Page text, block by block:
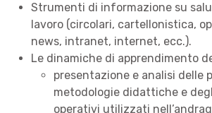
Strumenti di informazione su
lavoro (circolari, cartellonistica,
news, intranet, internet, ecc.).
Le dinamiche di apprendimento
presentazione e analisi delle
metodologie didattiche e
operativi utilizzati